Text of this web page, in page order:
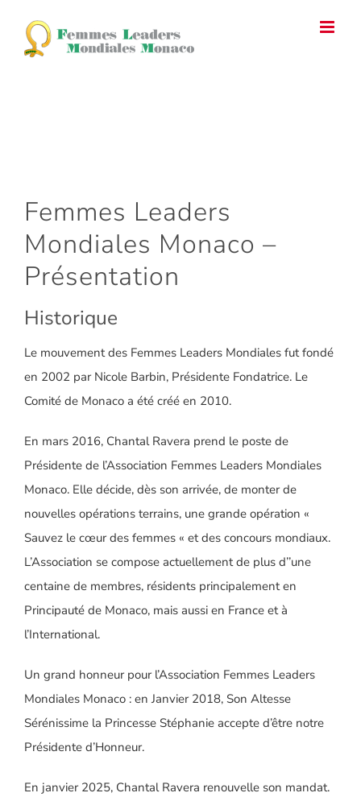
contenu
Femmes Leaders
Mondiales Monaco –
Présentation
Historique
Le mouvement des Femmes Leaders Mondiales fut fondé
en 2002 par Nicole Barbin, Présidente Fondatrice. Le
Comité de Monaco a été créé en 2010.
En mars 2016, Chantal Ravera prend le poste de
Présidente de l’Association Femmes Leaders Mondiales
Monaco. Elle décide, dès son arrivée, de monter de
nouvelles opérations terrains, une grande opération «
Sauvez le cœur des femmes « et des concours mondiaux.
L’Association se compose actuellement de plus d’’une
centaine de membres, résidents principalement en
Principauté de Monaco, mais aussi en France et à
l’International.
Un grand honneur pour l’Association Femmes Leaders
Mondiales Monaco : en Janvier 2018, Son Altesse
Sérénissime la Princesse Stéphanie accepte d’être notre
Présidente d’Honneur.
En janvier 2025, Chantal Ravera renouvelle son mandat.